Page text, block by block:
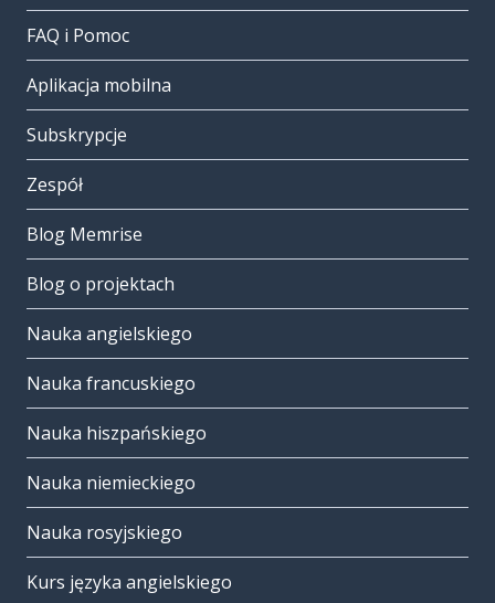
FAQ i Pomoc
Aplikacja mobilna
Subskrypcje
Zespół
Blog Memrise
Blog o projektach
Nauka angielskiego
Nauka francuskiego
Nauka hiszpańskiego
Nauka niemieckiego
Nauka rosyjskiego
Kurs języka angielskiego